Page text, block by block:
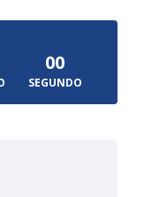
00
SEGUNDO